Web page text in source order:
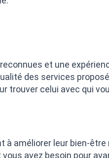
et une
des services
trouver celui avec qui
à améliorer leur bien-
avez besoin pour